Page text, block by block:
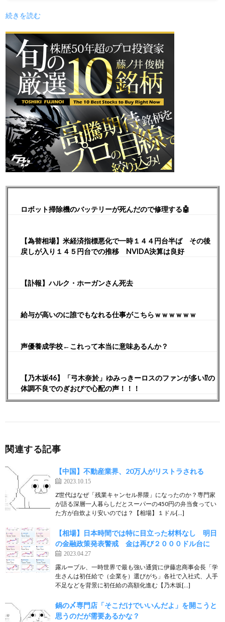
続きを読む
ロボット掃除機のバッテリーが死んだので修理する🤖
【為替相場】米経済指標悪化で一時１４４円台半ば その後
戻しが入り１４５円台での推移 NVIDA決算は良好
【訃報】ハルク・ホーガンさん死去
給与が高いのに誰でもなれる仕事がこちらｗｗｗｗｗｗ
声優養成学校←これって本当に意味あるんか？
【乃木坂46】「弓木奈於」ゆみっきーロスのファンが多い⁉︎の
体調不良でのぎおびで心配の声！！！
関連する記事
【中国】不動産業界、20万人がリストラされる
2023.10.15
Z世代はなぜ「残業キャンセル界隈」になったのか？専門家
が語る深層一人暮らしだとスーパーの450円の弁当食ってい
た方が自炊より安いのでは？【相場】１ドル[…]
【相場】日本時間では特に目立った材料なし 明日
の金融政策発表警戒 金は再び２０００ドル台に
2023.04.27
露ルーブル、一時世界で最も強い通貨に伊藤忠商事会長「学
生さんは初任給で（企業を）選びがち」各社で入社式、人手
不足などを背景に初任給の高額化進む【乃木坂[…]
鍋の〆専門店「そこだけでいいんだよ」を開こうと
思うのだが需要あるかな？